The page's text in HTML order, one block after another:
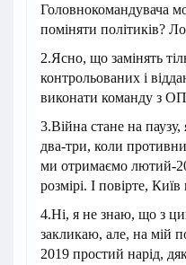
Головнокомандувача
поміняти політиків?
2.Ясно, що замінять
контрольованих і
виконати команду з
3.Війна стане на
два-три, коли
ми отримаємо лютий-
розмірі. І повірте,
4.Ні, я не знаю, що з
закликаю, але, на мій
2019 простий нарід,